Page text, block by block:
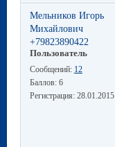
Мельников Игорь
Михайлович
+79823890422
Пользователь
Сообщений: 12
Баллов: 6
Регистрация: 28.01.2015